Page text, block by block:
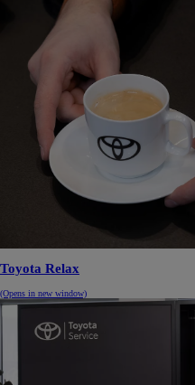
Toyota Relax
(Opens in new window)